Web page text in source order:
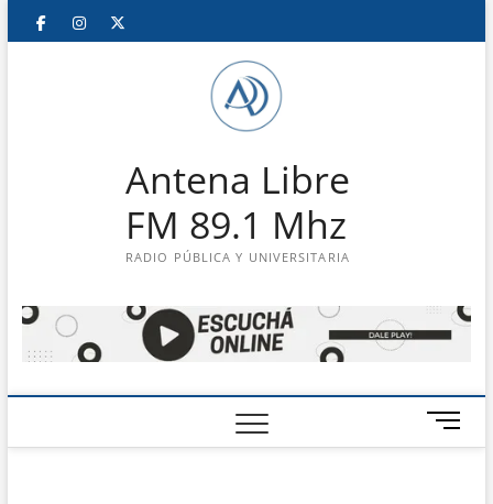
Saltar
FacebookInstagram
Antena Libre
FM 89.1 Mhz
RADIO PÚBLICA Y UNIVERSITARIA
B
o